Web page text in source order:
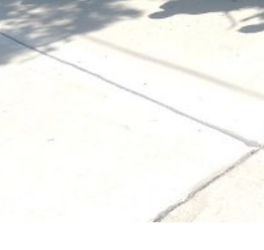
Dirección